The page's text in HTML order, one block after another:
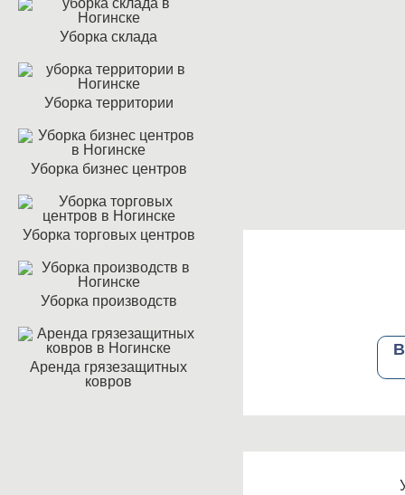
Уборка склада
Уборка территории
Уборка бизнес центров
Уборка торговых центров
Уборка производств
Аренда грязезащитных
ковров